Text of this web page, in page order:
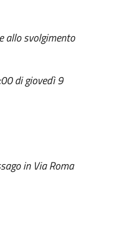
allo svolgimento
di giovedì 9
in Via Roma